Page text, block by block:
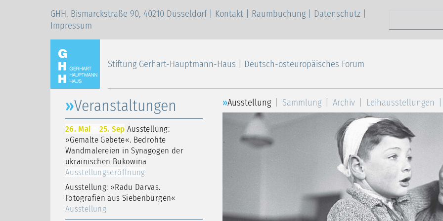
GHH, Bismarckstraße 90, 40210 Düsseldorf | Kontakt Raumbuchung Datenschutz
Impressum
Stiftung Gerhart-Hauptmann-Haus | Deutsch-osteuropäisches Forum
Veranstaltungen
26. Mai – 25. Sep Ausstellung:
»Gemalte Gebete«. Bedrohte
Wandmalereien in Synagogen der
ukrainischen Bukowina
Ausstellungseröffnung
Ausstellung: »Radu Darvas.
Fotografien aus Siebenbürgen«
Ausstellung
Ausstellung Sammlung Archiv Leihausstellungen